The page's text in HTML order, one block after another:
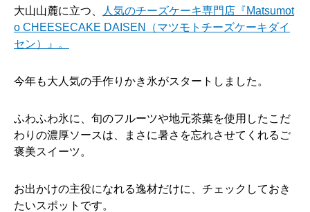
大山山麓に立つ、
人気のチーズケーキ専門店『Matsumot
o CHEESECAKE DAISEN（マツモトチーズケーキダイ
セン）』。
今年も大人気の手作りかき氷がスタートしました。
ふわふわ氷に、旬のフルーツや地元茶葉を使用したこだ
わりの濃厚ソースは、まさに暑さを忘れさせてくれるご
褒美スイーツ。
お出かけの主役になれる逸材だけに、チェックしておき
たいスポットです。